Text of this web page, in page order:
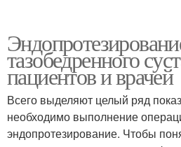
тазобедренного
пациентов и врачей
Всего выделяют целый ряд
необходимо выполнение
эндопротезирование. Чтобы